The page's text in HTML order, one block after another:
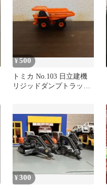
¥500
トミカ No.103 日立建機
リジッドダンプトラック
¥300